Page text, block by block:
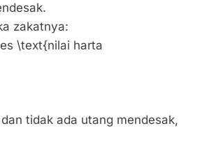
zakatnya:
\text{nilai harta
tidak ada utang mendesak,